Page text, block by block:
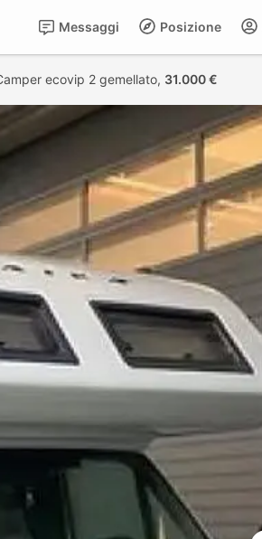
Posizione
Messaggi
ecovip 2 gemellato, 31.000 €